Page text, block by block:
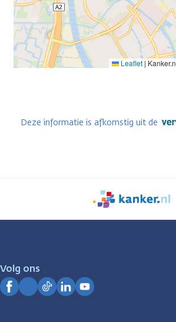
Leaflet |
Deze informatie is afkomstig uit de
We
zijn
Volg ons